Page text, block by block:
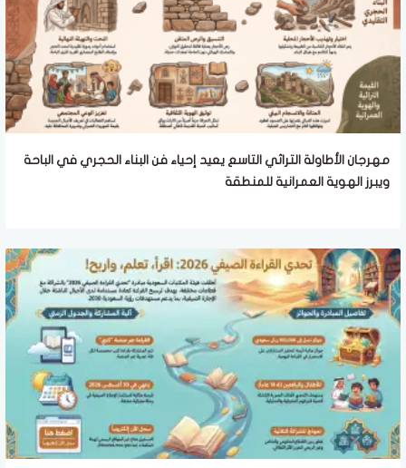
مهرجان الأطاولة التراثي التاسع يعيد إحياء فن البناء الحجري في الباحة
ويبرز الهوية العمرانية للمنطقة